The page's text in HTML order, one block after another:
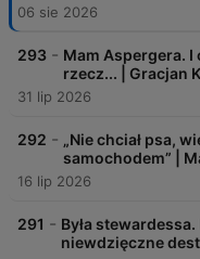
06 sie 2026
293 - Mam Aspergera. I
rzecz... | Gracjan
31 lip 2026
292 - „Nie chciał psa,
samochodem” |
16 lip 2026
291 - Była
niewdzięczne